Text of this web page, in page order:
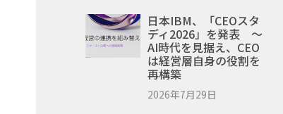
日本IBM、「CEOスタ
ディ2026」を発表 ～
AI時代を見据え、CEO
は経営層自身の役割を
再構築
2026年7月29日